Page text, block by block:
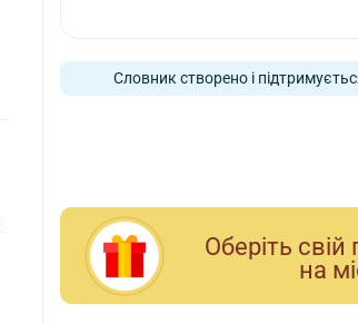
Словник створено і
Оберiть свiй
на